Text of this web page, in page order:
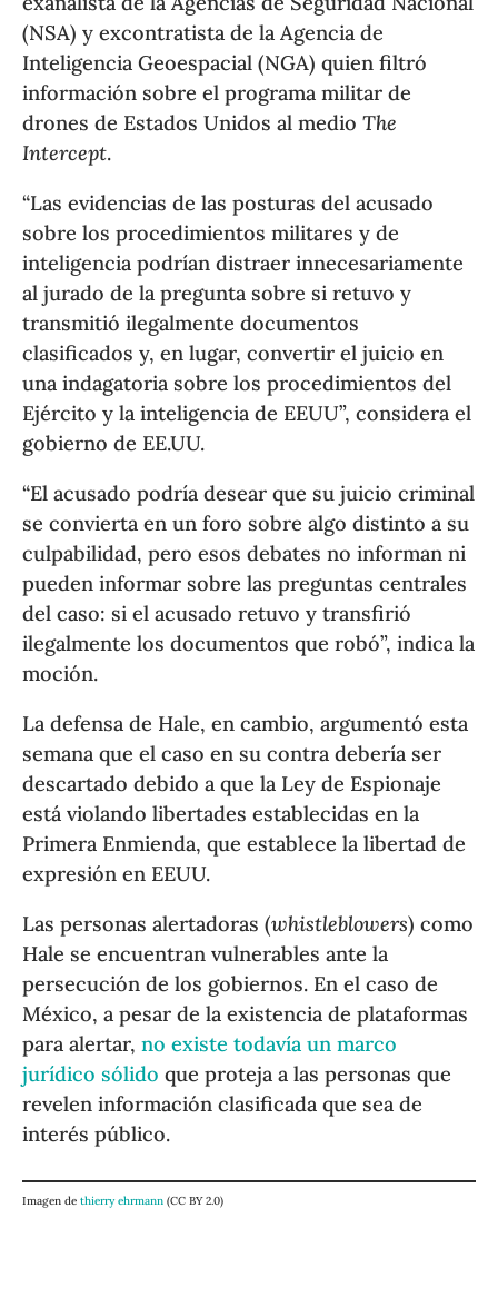
(NSA) y excontratista de la Agencia de
Inteligencia Geoespacial (NGA) quien filtró
información sobre el programa militar de
drones de Estados Unidos al medioThe
Intercept.
“Las evidencias de las posturas del acusado
sobre los procedimientos militares y de
inteligencia podrían distraer innecesariamente
al jurado de la pregunta sobre si retuvo y
transmitió ilegalmente documentos
clasificados y, en lugar, convertir el juicio en
una indagatoria sobre los procedimientos del
Ejército y la inteligencia de EEUU”, considera el
gobierno de EE.UU.
“El acusado podría desear que su juicio criminal
se convierta en un foro sobre algo distinto a su
culpabilidad, pero esos debates no informan ni
pueden informar sobre las preguntas centrales
del caso: si el acusado retuvo y transfirió
ilegalmente los documentos que robó”, indica la
moción.
La defensa de Hale, en cambio, argumentó esta
semana que el caso en su contra debería ser
descartado debido a que la Ley de Espionaje
está violando libertades establecidas en la
Primera Enmienda, que establece la libertad de
expresión en EEUU.
Las personas alertadoras (whistleblowers) como
Hale se encuentran vulnerables ante la
persecución de los gobiernos. En el caso de
México, a pesar de la existencia de plataformas
para alertar, no existe todavía un marco
jurídico sólido que proteja a las personas que
revelen información clasificada que sea de
interés público.
Imagen dethierry ehrmann (CC BY 2.0)